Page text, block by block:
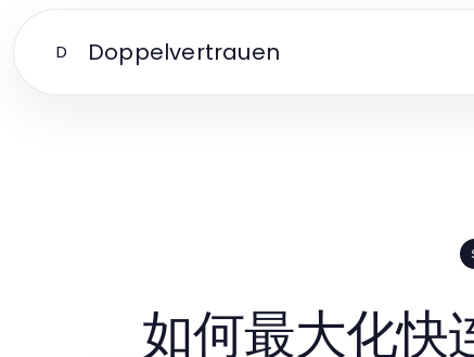
D Doppelvertrauen
如何最大化快